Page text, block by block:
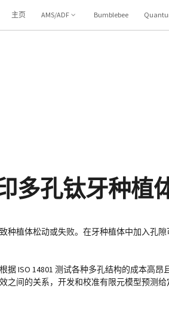
主页 AMS/ADF Bumblebee
多孔钛牙种植
植体松动或失败。在牙种植体中加入孔
ISO 14801 测试各种多孔结构的成本高昂
间的关系，开发和校准有限元模型预测给